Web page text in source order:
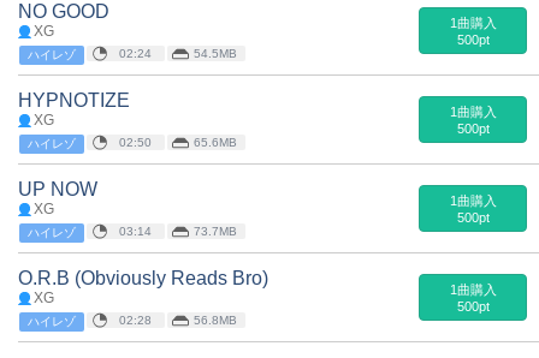
NO GOOD
XG
ハイレゾ 02:24 54.5MB
1曲購入
500pt
HYPNOTIZE
XG
ハイレゾ 02:50 65.6MB
1曲購入
500pt
UP NOW
XG
ハイレゾ 03:14 73.7MB
1曲購入
500pt
O.R.B (Obviously Reads Bro)
XG
ハイレゾ 02:28 56.8MB
1曲購入
500pt